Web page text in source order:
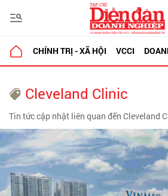
CHÍNH TRỊ - XÃ HỘI VCCI
Cleveland Clinic
Tin tức cập nhật liên quan đến Cleveland